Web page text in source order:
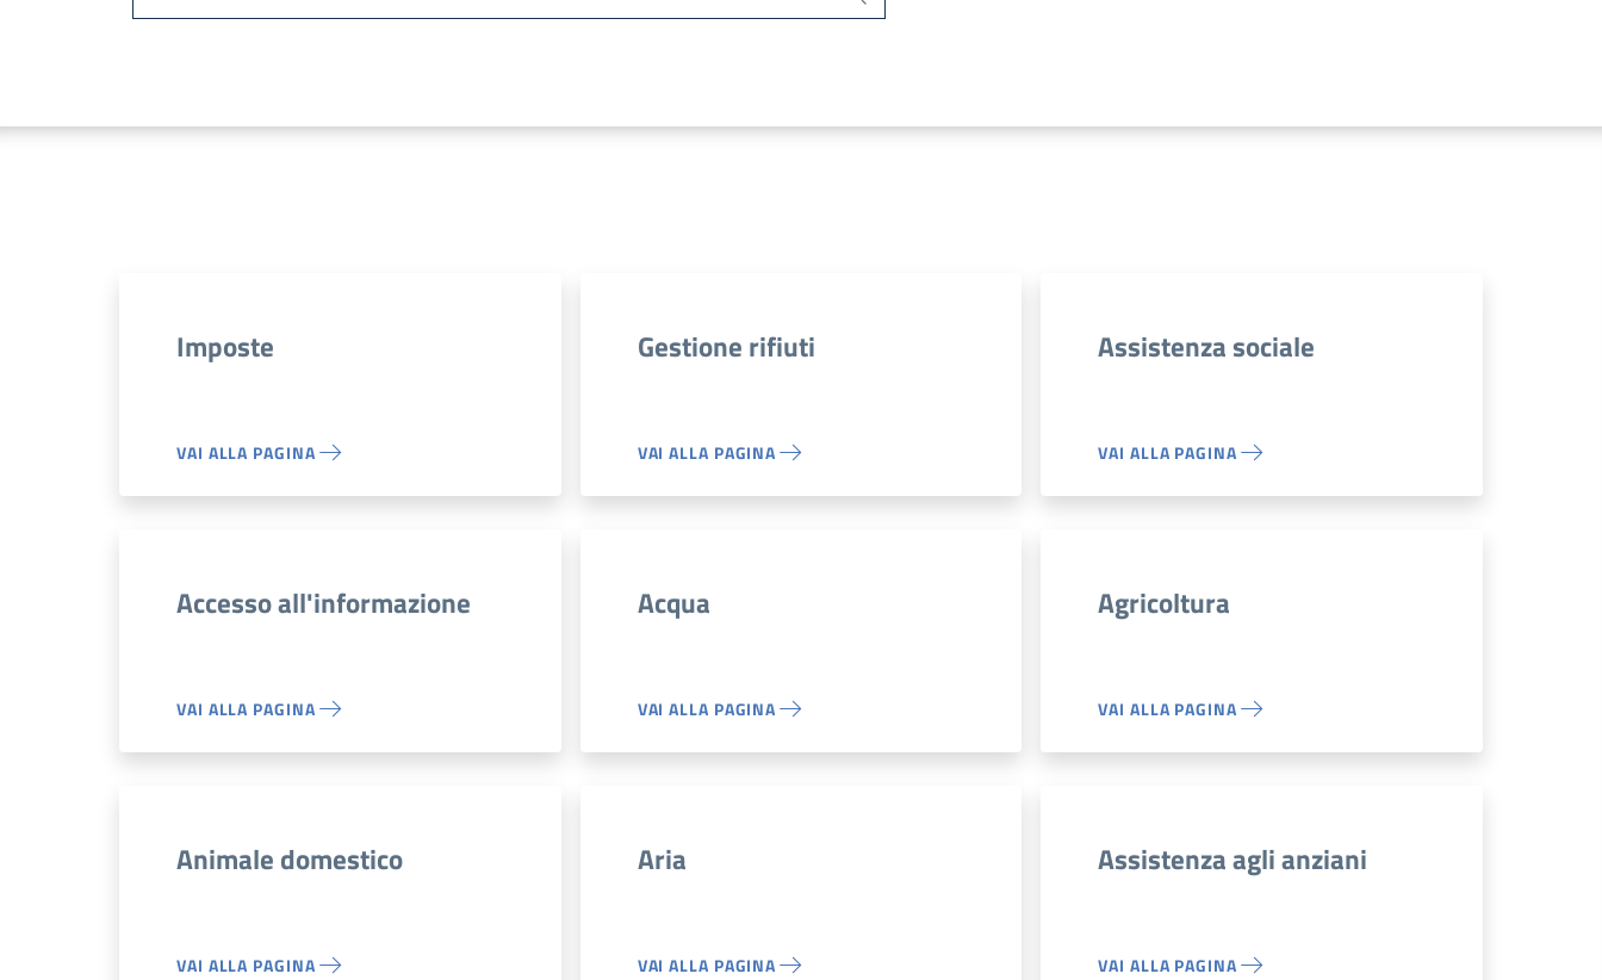
Cerca
Imposte
VAI ALLA PAGINA
Gestione rifiuti
VAI ALLA PAGINA
Assistenza sociale
VAI ALLA PAGINA
Accesso all'informazione
VAI ALLA PAGINA
Acqua
VAI ALLA PAGINA
Agricoltura
VAI ALLA PAGINA
Animale domestico
VAI ALLA PAGINA
Aria
VAI ALLA PAGINA
Assistenza agli anziani
VAI ALLA PAGINA